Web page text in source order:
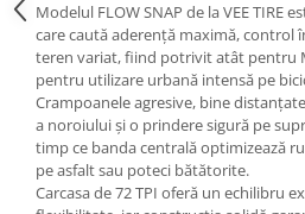
Cauciucuri bicicleta
Anvelope și Camere Utilaje
https://www.doctortrotineta.ro/
tbi?
Modelul FLOW SNAP de la VEE TIRE
care caută aderență maximă, control
teren variat, fiind potrivit atât pentru
pentru utilizare urbană intensă pe
Crampoanele agresive, bine
a noroiului și o prindere sigură pe
timp ce banda centrală optimizează
pe asfalt sau poteci bătătorite.
Carcasa de 72 TPI oferă un echilibru